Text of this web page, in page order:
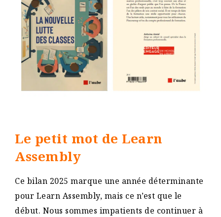
Le petit mot de Learn
Assembly
Ce bilan 2025 marque une année déterminante
pour Learn Assembly, mais ce n’est que le
début. Nous sommes impatients de continuer à